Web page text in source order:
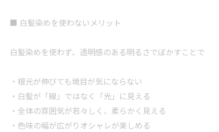
■ 白髪染めを使わないメリット
白髪染めを使わず、透明感のある明るさでぼかすことで
・根元が伸びても境目が気にならない
・白髪が「線」ではなく「光」に見える
・全体の雰囲気が若々しく、柔らかく見える
・色味の幅が広がりオシャレが楽しめる